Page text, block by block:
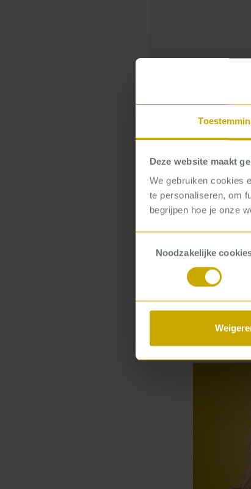
Deze website maakt
We gebruiken cookies
te personaliseren, om
begrijpen hoe je onze
Noodzakelijke
Om